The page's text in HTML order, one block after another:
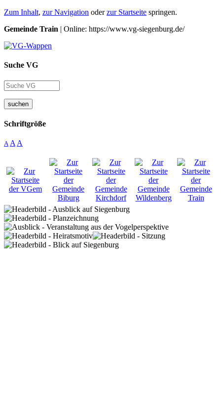
Zum Inhalt, zur Navigation oderzur Startseite springen.
Gemeinde Train | Online: https://www.vg-siegenburg.de/
Suche VG
suchen
Schriftgröße
A A A